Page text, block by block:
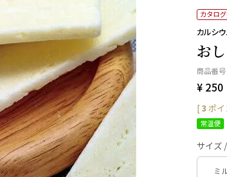
カタロ
カルシ
お
商品番号
¥ 250
[3 ポ
常温便
サイズ
ミ